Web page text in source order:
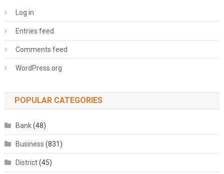
Log in
Entries feed
Comments feed
WordPress.org
POPULAR CATEGORIES
Bank(48)
Business (831)
District(45)